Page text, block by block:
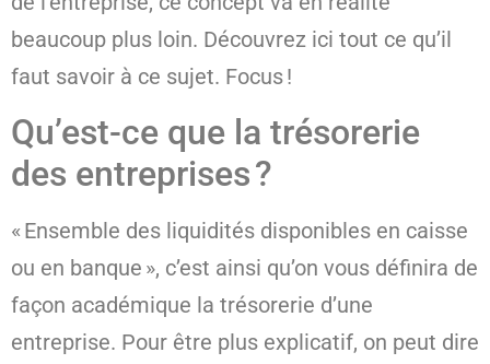
beaucoup plus loin. Découvrez ici tout ce qu’il
faut savoir à ce sujet. Focus !
Qu’est-ce que la trésorerie
des entreprises ?
« Ensemble des liquidités disponibles en caisse
ou en banque », c’est ainsi qu’on vous définira de
façon académique la trésorerie d’une
entreprise. Pour être plus explicatif, on peut dire